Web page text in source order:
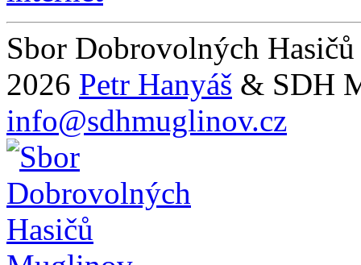
Sbor Dobrovolných
2026 Petr Hanyáš & SDH
info@sdhmuglinov.cz